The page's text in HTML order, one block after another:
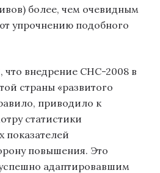
более, чем очевидным
упрочнению подобного
что внедрение СНС-2008 в
страны «развитого
приводило к
статистики
показателей
повышения. Это
адаптировавшим